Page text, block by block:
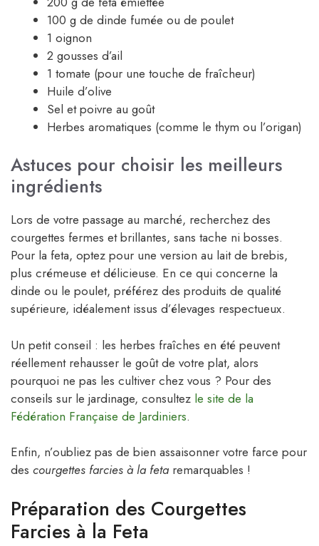
100 g de dinde fumée ou de poulet
1 oignon
2 gousses d’ail
1 tomate (pour une touche de fraîcheur)
Huile d’olive
Sel et poivre au goût
Herbes aromatiques (comme le thym ou l’origan)
Astuces pour choisir les meilleurs
ingrédients
Lors de votre passage au marché, recherchez des
courgettes fermes et brillantes, sans tache ni bosses.
Pour la feta, optez pour une version au lait de brebis,
plus crémeuse et délicieuse. En ce qui concerne la
dinde ou le poulet, préférez des produits de qualité
supérieure, idéalement issus d’élevages respectueux.
Un petit conseil : les herbes fraîches en été peuvent
réellement rehausser le goût de votre plat, alors
pourquoi ne pas les cultiver chez vous ? Pour des
conseils sur le jardinage, consultez le site de la
Fédération Française de Jardiniers.
Enfin, n’oubliez pas de bien assaisonner votre farce pour
des courgettes farcies à la feta remarquables !
Préparation des Courgettes
Farcies à la Feta